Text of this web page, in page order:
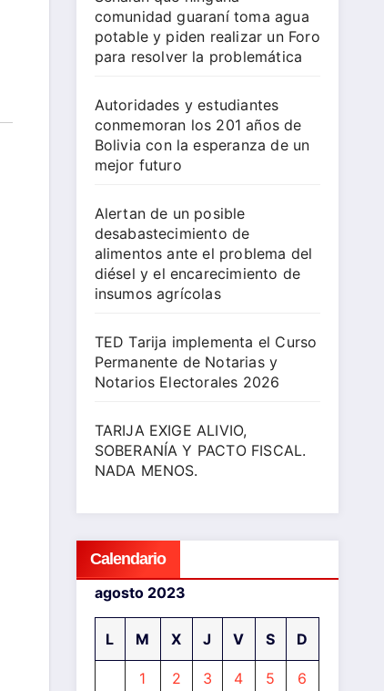
comunidad guaraní toma agua
potable y piden realizar un Foro
para resolver la problemática
Autoridades y estudiantes
conmemoran los 201 años de
Bolivia con la esperanza de un
mejor futuro
Alertan de un posible
desabastecimiento de
alimentos ante el problema del
diésel y el encarecimiento de
insumos agrícolas
TED Tarija implementa el Curso
Permanente de Notarias y
Notarios Electorales 2026
TARIJA EXIGE ALIVIO,
SOBERANÍA Y PACTO FISCAL.
NADA MENOS.
Calendario
agosto 2023
L M X J V S D
1 2 3 4 5
6